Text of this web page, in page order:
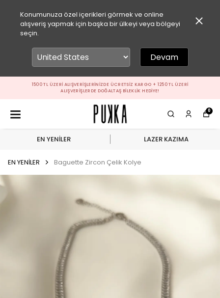
Konumunuza özel içerikleri görmek ve online
alışveriş yapmak için başka bir ülkeyi veya bölgeyi
seçin.
Devam
1500 TL ÜZERI ALIŞVERIŞLERINIZDE ÜCRETSIZ KARGO + 1250 TL ÜZERI
ALIŞVERIŞLERDE DOĞALTAŞ BILEKLIK HEDIYE!
0
EN YENİLER LAZER KAZIMA
EN YENİLER Baguette Zircon Çelik Kolye